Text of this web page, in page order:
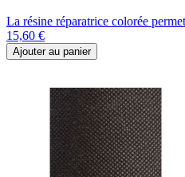
La résine réparatrice colorée
15,60 €
Ajouter au panier